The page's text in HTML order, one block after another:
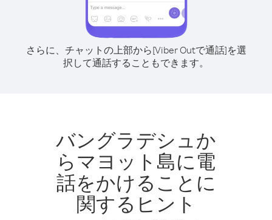
さらに、チャットの上部から[Viber Outで通話]を選
択して通話することもできます。
バングラデシュか
らマヨット島に電
話をかけることに
関するヒント